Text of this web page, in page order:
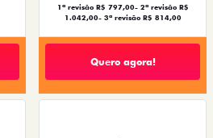
1ª revisão R$ 797,00- 2ª revisão R$
1.042,00- 3ª revisão R$ 814,00
Quero agora!